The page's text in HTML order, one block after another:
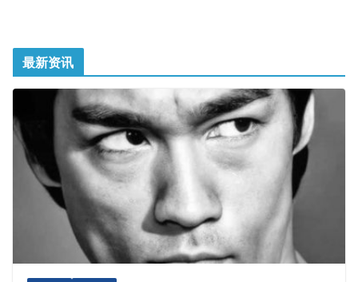
最新资讯